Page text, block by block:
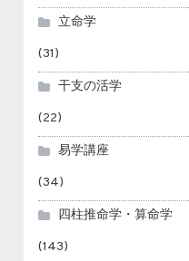
立命学
(31)
干支の活学
(22)
易学講座
(34)
四柱推命学・算命学
(143)